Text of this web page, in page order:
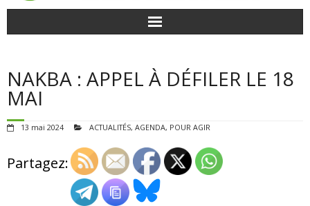
POUR AGIR
QUI SOMMES-NOUS ?
NAKBA : APPEL À DÉFILER LE 18
MAI
13 mai 2024 ACTUALITÉS, AGENDA, POUR AGIR
Partagez: